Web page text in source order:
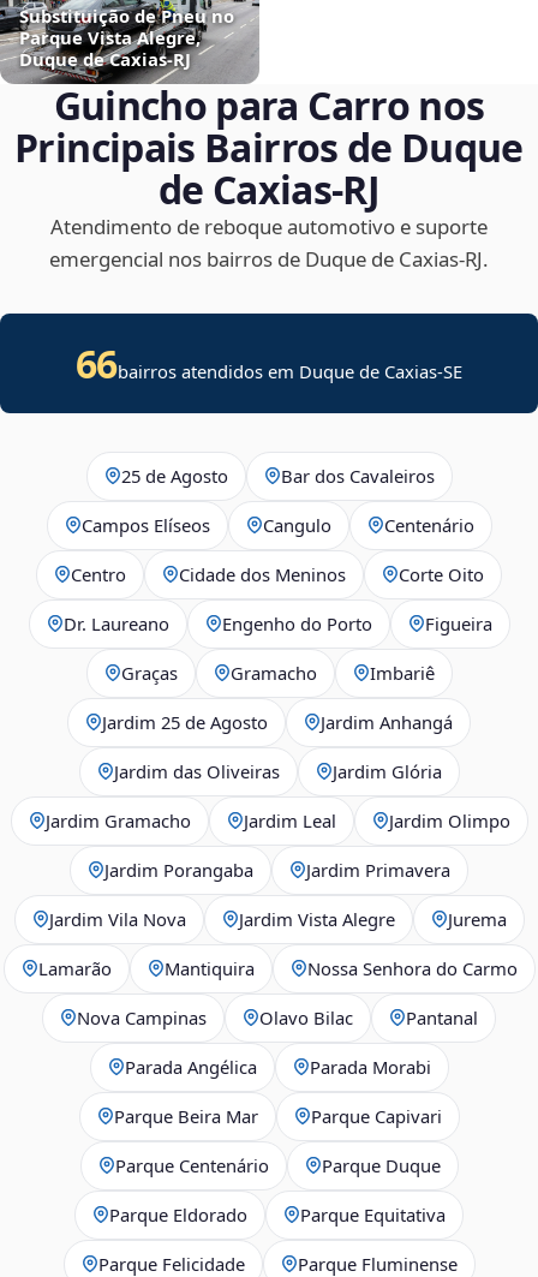
Substituição de Pneu no
Parque Vista Alegre,
Duque de Caxias‑RJ
Guincho para Carro nos
Principais Bairros de Duque
de Caxias‑RJ
Atendimento de reboque automotivo e suporte
emergencial nos bairros de Duque de Caxias‑RJ.
66bairros atendidos em Duque de Caxias-SE
25 de Agosto Bar dos Cavaleiros
Campos Elíseos Cangulo Centenário
Centro Cidade dos Meninos Corte Oito
Dr. Laureano Engenho do Porto Figueira
Graças Gramacho Imbariê
Jardim 25 de Agosto Jardim Anhangá
Jardim das Oliveiras Jardim Glória
Jardim Gramacho Jardim Leal Jardim Olimpo
Jardim Porangaba Jardim Primavera
Jardim Vila Nova Jardim Vista Alegre Jurema
Lamarão Mantiquira Nossa Senhora do Carmo
Nova Campinas Olavo Bilac Pantanal
Parada Angélica Parada Morabi
Parque Beira Mar Parque Capivari
Parque Centenário Parque Duque
Parque Eldorado Parque Equitativa
Parque Felicidade Parque Fluminense